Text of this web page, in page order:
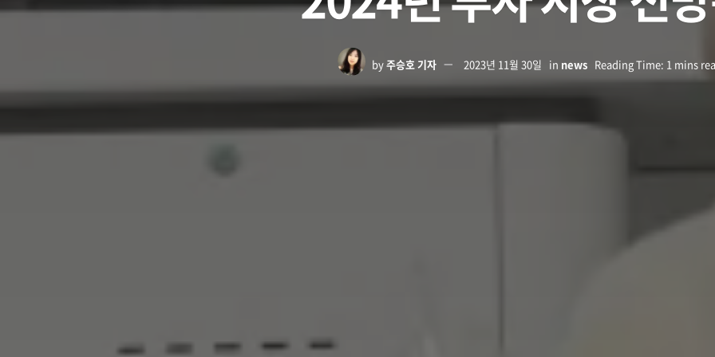
by주승호 기자 2023년 11월 30일 in news Reading Time: 1 mins